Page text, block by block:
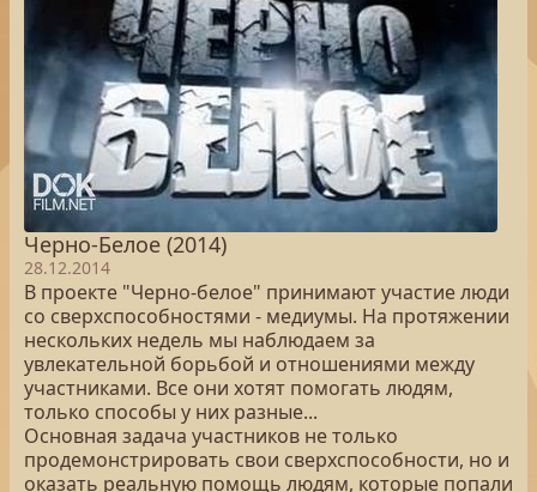
Черно-Белое (2014)
28.12.2014
В проекте "Черно-белое" принимают участие люди
со сверхспособностями - медиумы. На протяжении
нескольких недель мы наблюдаем за
увлекательной борьбой и отношениями между
участниками. Все они хотят помогать людям,
только способы у них разные...
Основная задача участников не только
продемонстрировать свои сверхспособности, но и
оказать реальную помощь людям, которые попали